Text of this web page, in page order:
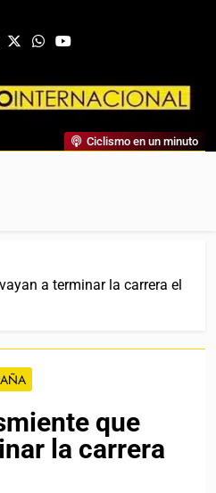
Mundial. Entrevistas, Análisis,
Web Ciclista De Referencia.
Ciclismo en un minuto
a terminar la carrera el
que
la carrera